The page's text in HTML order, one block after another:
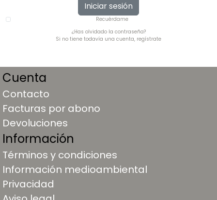
Iniciar sesión
Recuérdame
¿Has olvidado la contraseña?
Si no tiene todavía una cuenta, regístrate
Cuenta
Contacto
Facturas por abono
Devoluciones
Información
Términos y condiciones
Información medioambiental
Privacidad